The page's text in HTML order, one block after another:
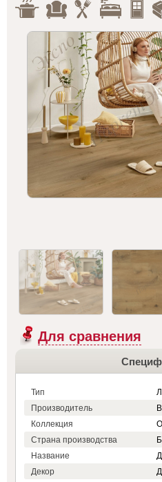
Для сравнения
Тип
Производитель
Коллекция
Страна производства
Название
Декор